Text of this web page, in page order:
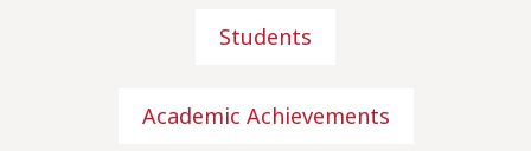
Students
Academic Achievements